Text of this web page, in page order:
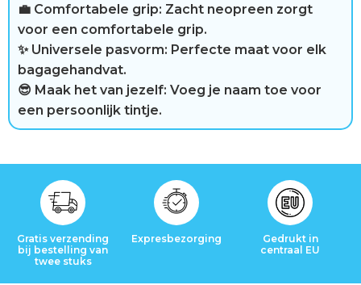
i
n
g
e
💼 Comfortabele grip: Zacht neopreen zorgt
voor een comfortabele grip.
✨ Universele pasvorm: Perfecte maat voor elk
bagagehandvat.
😎 Maak het van jezelf: Voeg je naam toe voor
een persoonlijk tintje.
Gratis verzending
bij bestelling van
twee stuks
Expresbezorging
Gedrukt in
centraal EU